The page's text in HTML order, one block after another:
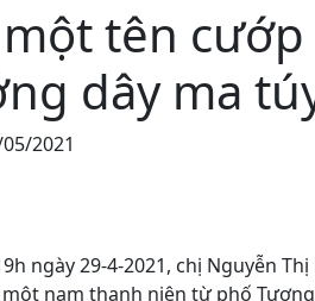
tên
dây ma
2021
ngày 29-4-2021, chị Nguyễn
một nam thanh niên từ phố